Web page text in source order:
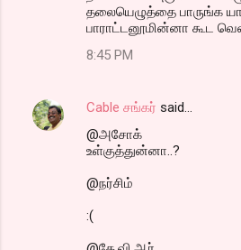
தலையெழுத்தை பாருங்க
பாராட்டனூமின்னா கூட
8:45 PM
Cable சங்கர் said…
@அசோக்
உள்குத்துன்னா..?
@நர்சிம்
:(